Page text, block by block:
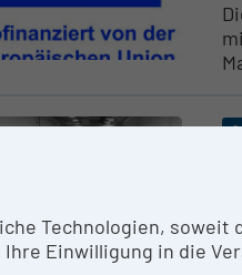
Technologien,
Einwilligung in die